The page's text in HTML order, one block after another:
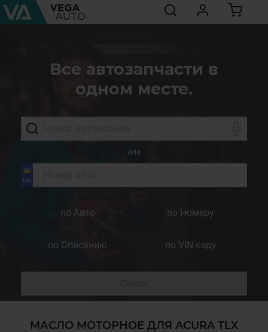
Все автозапчасти в
одном месте.
или
по Авто по Номеру
по Описанию по VIN коду
МАСЛО МОТОРНОЕ ДЛЯ ACURA TLX